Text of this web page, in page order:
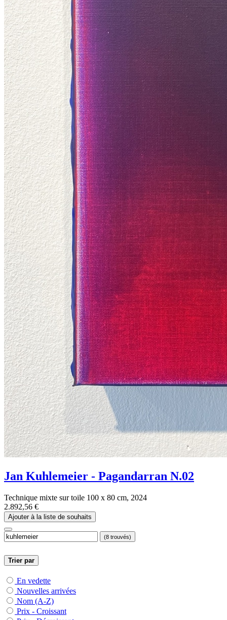
Jan Kuhlemeier - Pagandarran N.02
Technique mixte sur toile 100 x 80 cm, 2024
2.892,56 €
Ajouter à la liste de souhaits
(8 trouvés)
Trier par
En vedette
Nouvelles arrivées
Nom (A-Z)
Prix - Croissant